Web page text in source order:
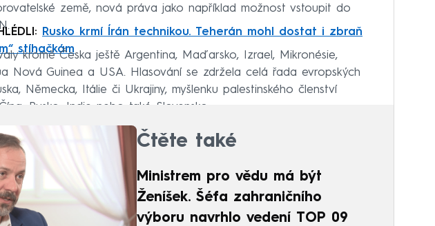
země, nová práva jako například možnost vstoupit do
Rusko krmí Írán technikou. Teherán mohl dostat i zbraň
stíhačkám
kromě Česka ještě Argentina, Maďarsko, Izrael, Mikronésie,
Nová Guinea a USA. Hlasování se zdržela celá řada evropských
Německa, Itálie či Ukrajiny, myšlenku palestinského členství
Rusko, Indie nebo také Slovensko.
Čtěte také
Ministrem pro vědu má být
Ženíšek. Šéfa zahraničního
výboru navrhlo vedení TOP 09